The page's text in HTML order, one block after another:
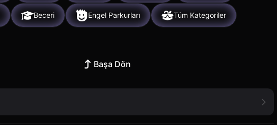
Beceri Engel Parkurları Tüm Kategoriler
Başa Dön